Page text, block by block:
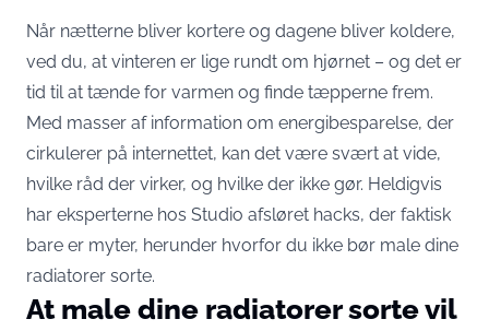
Når nætterne bliver kortere og dagene bliver koldere,
ved du, at vinteren er lige rundt om hjørnet – og det er
tid til at tænde for varmen og finde tæpperne frem.
Med masser af information om energibesparelse, der
cirkulerer på internettet, kan det være svært at vide,
hvilke råd der virker, og hvilke der ikke gør. Heldigvis
har eksperterne hos Studio afsløret hacks, der faktisk
bare er myter, herunder hvorfor du ikke bør male dine
radiatorer sorte.
At male dine radiatorer sorte vil